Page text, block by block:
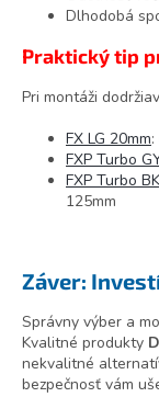
Dlhodobá
Praktický tip
Pri montáži
FX LG 20mm
FXP Turbo
FXP Turbo
125mm
Záver:
Správny výber a
Kvalitné produkty
nekvalitné
bezpečnosť vám